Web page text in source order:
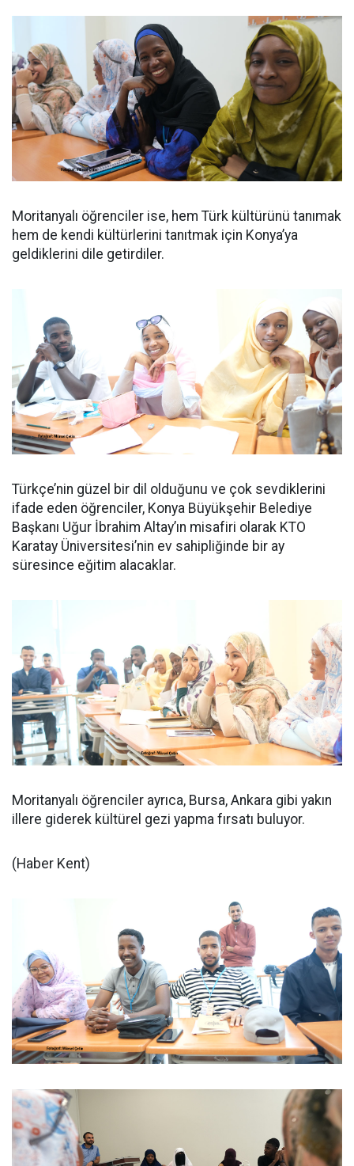
Moritanyalı öğrenciler ise, hem Türk kültürünü tanımak
hem de kendi kültürlerini tanıtmak için Konya’ya
geldiklerini dile getirdiler.
Türkçe’nin güzel bir dil olduğunu ve çok sevdiklerini
ifade eden öğrenciler, Konya Büyükşehir Belediye
Başkanı Uğur İbrahim Altay’ın misafiri olarak KTO
Karatay Üniversitesi’nin ev sahipliğinde bir ay
süresince eğitim alacaklar.
Moritanyalı öğrenciler ayrıca, Bursa, Ankara gibi yakın
illere giderek kültürel gezi yapma fırsatı buluyor.
(Haber Kent)